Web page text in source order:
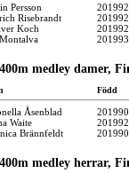
Persson
201992
Risebrandt
201992
Koch
201992
201993
medley damer,
Född
Åsenblad
201990
Waite
201992
Brännfeldt 201990
medley herrar,